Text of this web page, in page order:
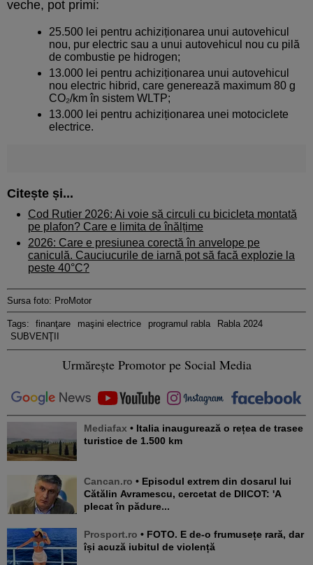
veche, pot primi:
25.500 lei pentru achiziționarea unui autovehicul
nou, pur electric sau a unui autovehicul nou cu pilă
de combustie pe hidrogen;
13.000 lei pentru achiziționarea unui autovehicul
nou electric hibrid, care generează maximum 80 g
CO₂/km în sistem WLTP;
13.000 lei pentru achiziționarea unei motociclete
electrice.
Citește și...
Cod Rutier 2026: Ai voie să circuli cu bicicleta montată
pe plafon? Care e limita de înălțime
2026: Care e presiunea corectă în anvelope pe
caniculă. Cauciucurile de iarnă pot să facă explozie la
peste 40°C?
Sursa foto: ProMotor
Tags: finanţare maşini electrice programul rabla
Rabla 2024
SUBVENŢII
Urmărește Promotor pe Social Media
Mediafax • Italia inaugurează o rețea de trasee
turistice de 1.500 km
Cancan.ro • Episodul extrem din dosarul lui
Cătălin Avramescu, cercetat de DIICOT: 'A
plecat în pădure...
Prosport.ro • FOTO. E de-o frumusețe rară, dar
își acuză iubitul de violență